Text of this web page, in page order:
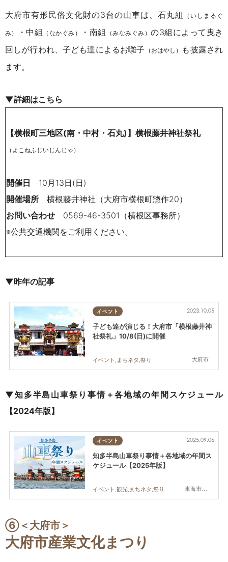
大府市有形民俗文化財の3台の山車は、石丸組 （いしまるぐ
み） ・中組 （なかぐみ） ・南組 （みなみぐみ）の3組によって曳き
回しが行われ、子ども達によるお囃子 （おはやし）
も披露され
ます。
▼詳細はこちら
【横根町三地区(南・中村・石丸)】横根藤井神社祭礼
（よこねふじいじんじゃ）
開催日 10月13日(日)
開催場所
横根藤井神社（大府市横根町惣作20）
お問い合わせ
0569-46-3501（横根区事務所）
※公共交通機関をご利用ください。
▼昨年の記事
イベント
大府市
2023.10.05
子ども達が演じる！大府市「横根藤井神
社祭礼」10/8(日)に開催
イベント,まちネタ,祭り
▼知多半島山車祭り事情＋各地域の年間スケジュール
【2024年版】
イベント
東海市,大府市,知多市,東浦町,阿久比町,半田市,常滑市,武豊町,美浜町,南知多町
2025.09.06
知多半島山車祭り事情＋各地域の年間ス
ケジュール【2025年版】
イベント,観光,まちネタ,祭り
⑥＜ 大府市 ＞
大府市産業文化まつり